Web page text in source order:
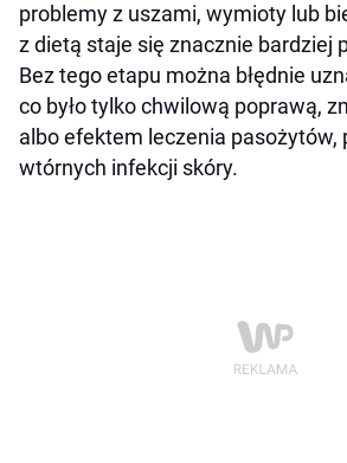
problemy z uszami, wymioty lub
z dietą staje się znacznie bardziej
Bez tego etapu można błędnie
co było tylko chwilową poprawą,
albo efektem leczenia pasożytów,
wtórnych infekcji skóry.